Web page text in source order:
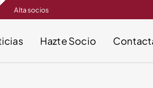
Alta socios
Hazte Socio